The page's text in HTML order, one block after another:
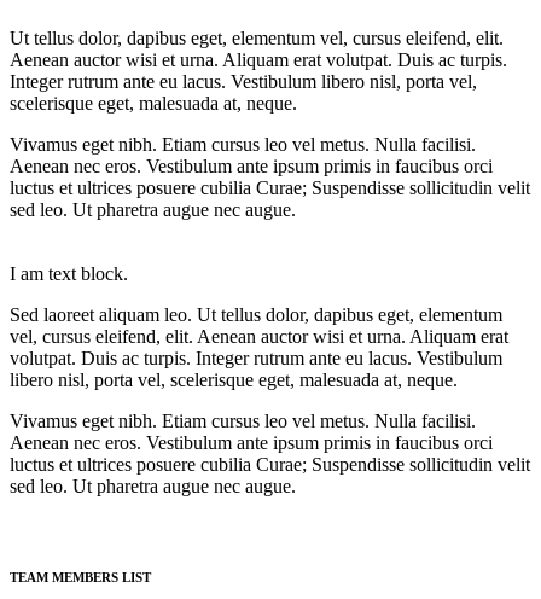
Ut tellus dolor, dapibus eget, elementum vel, cursus eleifend, elit.
Aenean auctor wisi et urna. Aliquam erat volutpat. Duis ac turpis.
Integer rutrum ante eu lacus. Vestibulum libero nisl, porta vel,
scelerisque eget, malesuada at, neque.
Vivamus eget nibh. Etiam cursus leo vel metus. Nulla facilisi.
Aenean nec eros. Vestibulum ante ipsum primis in faucibus orci
luctus et ultrices posuere cubilia Curae; Suspendisse sollicitudin velit
sed leo. Ut pharetra augue nec augue.
I am text block.
Sed laoreet aliquam leo. Ut tellus dolor, dapibus eget, elementum
vel, cursus eleifend, elit. Aenean auctor wisi et urna. Aliquam erat
volutpat. Duis ac turpis. Integer rutrum ante eu lacus. Vestibulum
libero nisl, porta vel, scelerisque eget, malesuada at, neque.
Vivamus eget nibh. Etiam cursus leo vel metus. Nulla facilisi.
Aenean nec eros. Vestibulum ante ipsum primis in faucibus orci
luctus et ultrices posuere cubilia Curae; Suspendisse sollicitudin velit
sed leo. Ut pharetra augue nec augue.
TEAM MEMBERS LIST